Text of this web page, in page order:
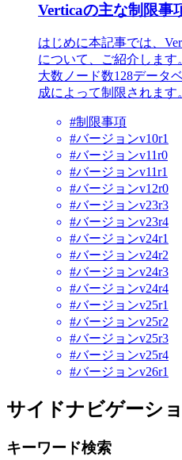
Verticaの主な制限事
はじめに本記事では、
について、ご紹介しま
大数ノード数128データ
成によって制限されま
#制限事項
#バージョンv10r1
#バージョンv11r0
#バージョンv11r1
#バージョンv12r0
#バージョンv23r3
#バージョンv23r4
#バージョンv24r1
#バージョンv24r2
#バージョンv24r3
#バージョンv24r4
#バージョンv25r1
#バージョンv25r2
#バージョンv25r3
#バージョンv25r4
#バージョンv26r1
サイドナビゲーシ
キーワード検索